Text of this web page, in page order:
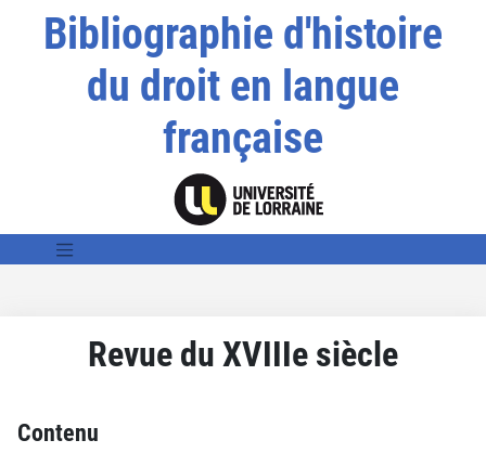
Bibliographie d'histoire
du droit en langue
française
Revue du XVIIIe siècle
Contenu